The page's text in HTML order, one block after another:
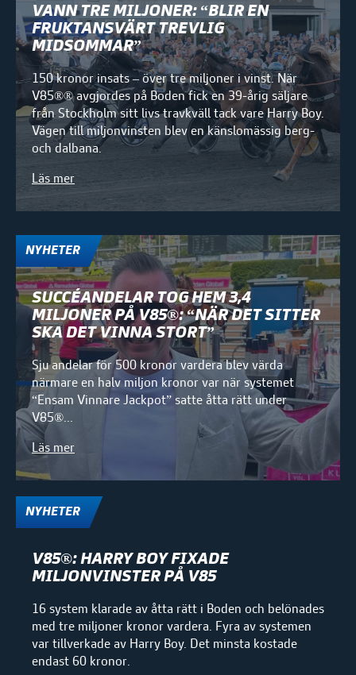
VANN TRE MILJONER: “BLIR EN
FRUKTANSVÄRT TREVLIG
MIDSOMMAR”
150 kronor insats – över tre miljoner i vinst. När
V85®® avgjordes på Boden fick en 39-årig säljare
från Stockholm sitt livs travkväll tack vare Harry Boy.
Vägen till miljonvinsten blev en känslomässig berg-
och dalbana.
Läs mer
NYHETER
SUCCÉANDELAR TOG HEM 3,4
MILJONER PÅ V85®: “NÄR DET SITTER
SKA DET VINNA STORT”
Sju andelar för 500 kronor vardera blev värda
närmare en halv miljon kronor var när systemet
“Ensam Vinnare Jackpot” satte åtta rätt under
V85®...
Läs mer
NYHETER
V85®: HARRY BOY FIXADE
MILJONVINSTER PÅ V85
16 system klarade av åtta rätt i Boden och belönades
med tre miljoner kronor vardera. Fyra av systemen
var tillverkade av Harry Boy. Det minsta kostade
endast 60 kronor.